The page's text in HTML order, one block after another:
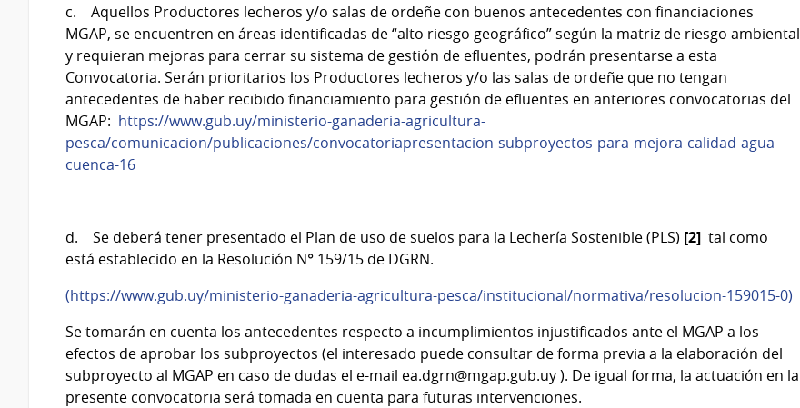
c. Aquellos Productores lecheros y/o salas de ordeñe con buenos antecedentes con financiaciones
MGAP, se encuentren en áreas identificadas de “alto riesgo geográfico” según la matriz de riesgo ambiental
y requieran mejoras para cerrar su sistema de gestión de efluentes, podrán presentarse a esta
Convocatoria. Serán prioritarios los Productores lecheros y/o las salas de ordeñe que no tengan
antecedentes de haber recibido financiamiento para gestión de efluentes en anteriores convocatorias del
MGAP: https://www.gub.uy/ministerio-ganaderia-agricultura-
pesca/comunicacion/publicaciones/convocatoriapresentacion-subproyectos-para-mejora-calidad-agua-
cuenca-16
d. Se deberá tener presentado el Plan de uso de suelos para la Lechería Sostenible (PLS) [2] tal como
está establecido en la Resolución N° 159/15 de DGRN.
(https://www.gub.uy/ministerio-ganaderia-agricultura-pesca/institucional/normativa/resolucion-159015-0)
Se tomarán en cuenta los antecedentes respecto a incumplimientos injustificados ante el MGAP a los
efectos de aprobar los subproyectos (el interesado puede consultar de forma previa a la elaboración del
subproyecto al MGAP en caso de dudas el e-mail ea.dgrn@mgap.gub.uy ). De igual forma, la actuación en la
presente convocatoria será tomada en cuenta para futuras intervenciones.